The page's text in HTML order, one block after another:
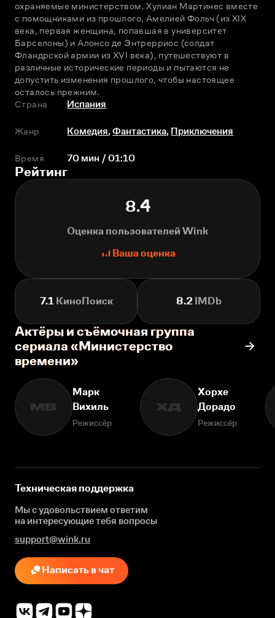
охраняемые министерством. Хулиан Мартинес вместе
с помощниками из прошлого, Амелией Фольч (из XIX
века, первая женщина, попавшая в университет
Барселоны) и Алонсо де Энтрерриос (солдат
Фландрской армии из XVI века), путешествуют в
различные исторические периоды и пытаются не
допустить изменения прошлого, чтобы настоящее
осталось прежним.
Страна
Испания
Жанр Комедия,Фантастика, Приключения
Время 70 мин / 01:10
Рейтинг
8.4
Оценка пользователей Wink
Ваша оценка
7.1КиноПоиск 8.2 IMDb
Актёры и съёмочная группа
сериала «Министерство
времени»
МВ
Марк
Вихиль
Режиссёр
ХД
Хорхе
Дорадо
Режиссёр
Техническая поддержка
Мы с удовольствием ответим
на интересующиетебя вопросы
support@wink.ru
Написать в чат